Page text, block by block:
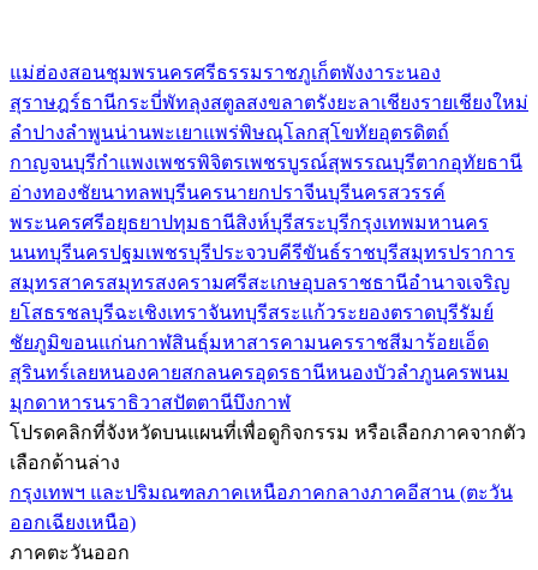
แม่ฮ่องสอนชุมพรนครศรีธรรมราชภูเก็ตพังงาระนอง
สุราษฎร์ธานีกระบี่พัทลุงสตูลสงขลาตรังยะลาเชียงรายเชียงใหม่
ลำปางลำพูนน่านพะเยาแพร่พิษณุโลกสุโขทัยอุตรดิตถ์
กาญจนบุรีกำแพงเพชรพิจิตรเพชรบูรณ์สุพรรณบุรีตากอุทัยธานี
อ่างทองชัยนาทลพบุรีนครนายกปราจีนบุรีนครสวรรค์
พระนครศรีอยุธยาปทุมธานีสิงห์บุรีสระบุรีกรุงเทพมหานคร
นนทบุรีนครปฐมเพชรบุรีประจวบคีรีขันธ์ราชบุรีสมุทรปราการ
สมุทรสาครสมุทรสงครามศรีสะเกษอุบลราชธานีอำนาจเจริญ
ยโสธรชลบุรีฉะเชิงเทราจันทบุรีสระแก้วระยองตราดบุรีรัมย์
ชัยภูมิขอนแก่นกาฬสินธุ์มหาสารคามนครราชสีมาร้อยเอ็ด
สุรินทร์เลยหนองคายสกลนครอุดรธานีหนองบัวลำภูนครพนม
มุกดาหารนราธิวาสปัตตานีบึงกาฬ
โปรดคลิกที่จังหวัดบนแผนที่เพื่อดูกิจกรรม หรือเลือกภาคจากตัว
เลือกด้านล่าง
กรุงเทพฯ และปริมณฑลภาคเหนือภาคกลางภาคอีสาน (ตะวัน
ออกเฉียงเหนือ)
ภาคตะวันออก